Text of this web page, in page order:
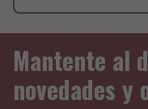
Mantente al
novedades y